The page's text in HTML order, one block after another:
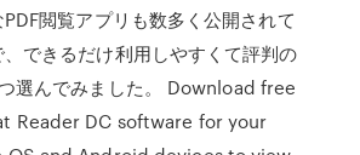
閲覧アプリも数多く公開されて
できるだけ利用しやすくて評判の
選んでみました。 Download free
Reader DC software for your